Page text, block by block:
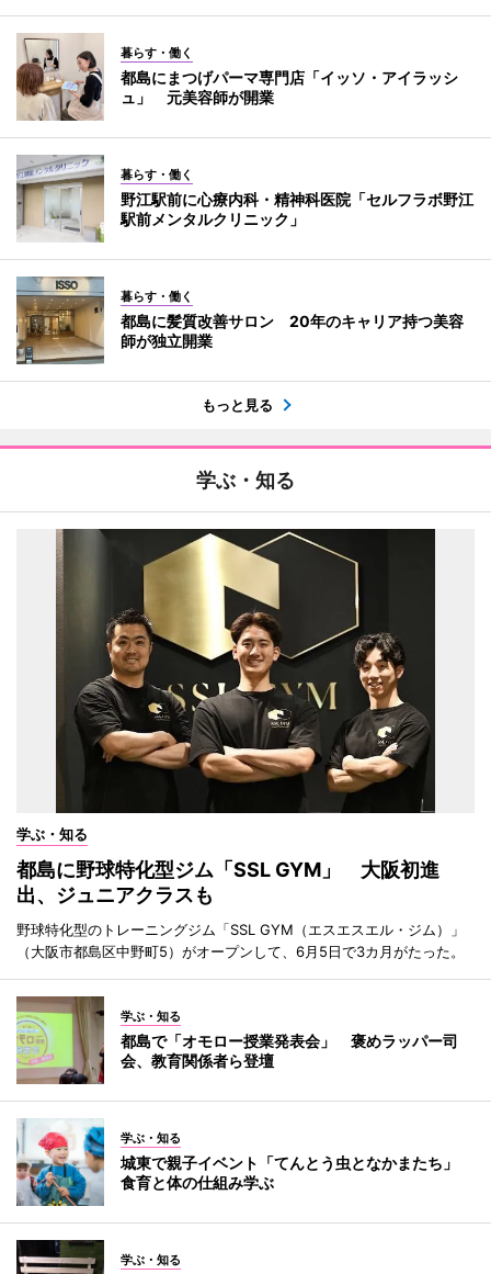
暮らす・働く
都島にまつげパーマ専門店「イッソ・アイラッシ
ュ」 元美容師が開業
暮らす・働く
野江駅前に心療内科・精神科医院「セルフラボ野江
駅前メンタルクリニック」
暮らす・働く
都島に髪質改善サロン 20年のキャリア持つ美容
師が独立開業
もっと見る
学ぶ・知る
学ぶ・知る
都島に野球特化型ジム「SSL GYM」 大阪初進
出、ジュニアクラスも
野球特化型のトレーニングジム「SSL GYM（エスエスエル・ジム）」
（大阪市都島区中野町5）がオープンして、6月5日で3カ月がたった。
学ぶ・知る
都島で「オモロー授業発表会」 褒めラッパー司
会、教育関係者ら登壇
学ぶ・知る
城東で親子イベント「てんとう虫となかまたち」
食育と体の仕組み学ぶ
学ぶ・知る